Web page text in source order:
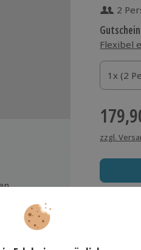
2
Flexibel
1x (2
1x (2
1x (2
zzgl.
Große